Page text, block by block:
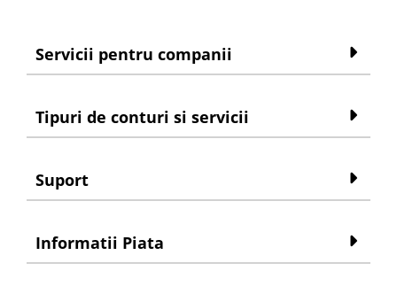
Servicii pentru companii
Tipuri de conturi si servicii
Suport
Informatii Piata